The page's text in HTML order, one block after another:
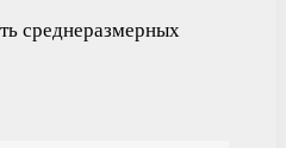
среднеразмерных